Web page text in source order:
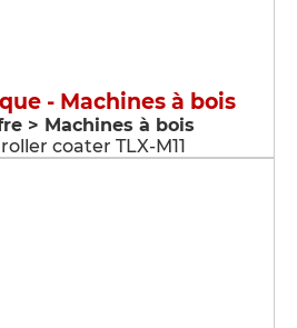
- Machines à bois
> Machines à bois
coater TLX-M11